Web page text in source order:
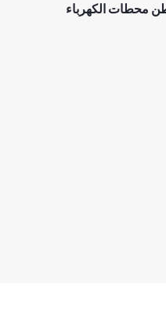
محطات الكهرباء